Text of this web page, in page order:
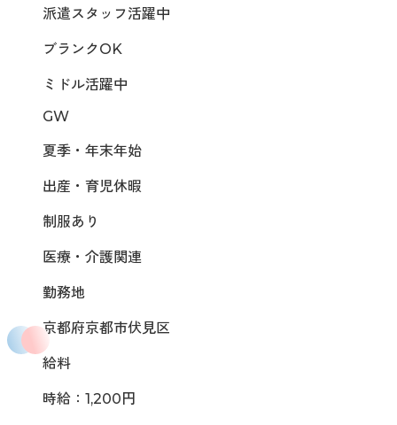
派遣スタッフ活躍中
ブランクOK
ミドル活躍中
GW
夏季・年末年始
出産・育児休暇
制服あり
医療・介護関連
勤務地
京都府京都市伏見区
給料
時給：1,200円